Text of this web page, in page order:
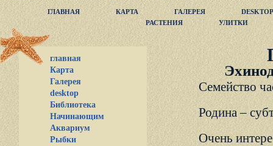
ГЛАВНАЯ КАРТА ГАЛЕРЕЯ
DESKTOP
РАСТЕНИЯ
УЛИТКИ
главная
Карта
Галерея
desktop
Библиотека
Начинающим
Аквариум
Рыбки
Семейство
Родина –
Очень